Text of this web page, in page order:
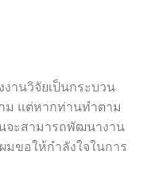
านวิจัยเป็นกระบวน
ม แต่หากท่านทำตาม
จะสามารถพัฒนางาน
ขอให้กำลังใจในการ